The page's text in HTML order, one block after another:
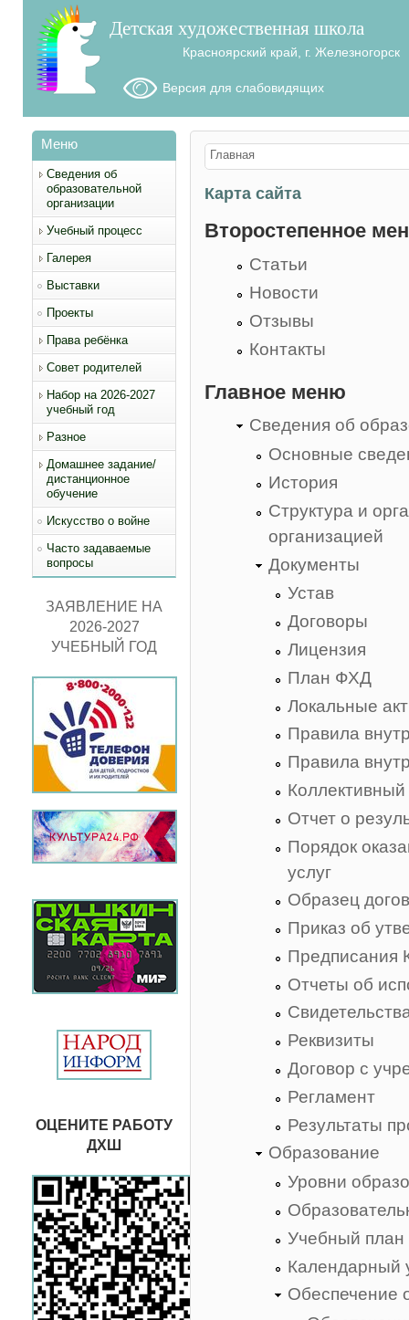
Детская художественная школа
Красноярский край, г. Железногорск
Версия для слабовидящих
Меню
Сведения об
образовательной
организации
Учебный процесс
Галерея
Выставки
Проекты
Права ребёнка
Совет родителей
Набор на 2026-2027
учебный год
Разное
Домашнее задание/
дистанционное
обучение
Искусство о войне
Часто задаваемые
вопросы
ЗАЯВЛЕНИЕ НА
2026-2027
УЧЕБНЫЙ ГОД
ОЦЕНИТЕ РАБОТУ
ДХШ
Вы здесь
Главная
Карта сайта
Второстепенное
Статьи
Новости
Отзывы
Контакты
Главное меню
Сведения об
Основные
История
Структура и
организацией
Документы
Устав
Договоры
Лицензия
План ФХД
Локальные
Правила
Правила
Коллективный
Отчет о
Порядок
услуг
Образец
Приказ об
Предписания
Отчеты об
Реквизиты
Договор с
Регламент
Результаты
Образование
Уровни
Учебный
Календарный
Обеспечение